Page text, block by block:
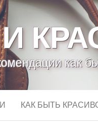
как
КАК БЫТЬ